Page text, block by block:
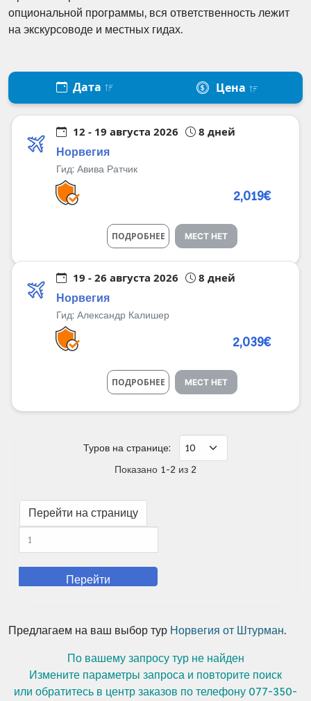
опциональной программы, вся ответственность лежит
на экскурсоводе и местных гидах.
Дата Цена
12 - 19 августа 2026 8 дней
Норвегия
Гид: Авива Ратчик
2,019€
ПОДРОБНЕЕ МЕСТ НЕТ
19 - 26 августа 2026 8 дней
Норвегия
Гид: Александр Калишер
2,039€
ПОДРОБНЕЕ МЕСТ НЕТ
Туров на странице:
Показано 1-2 из 2
Перейти на страницу
Перейти
Предлагаем на ваш выбор тур Норвегия от Штурман.
По вашему запросу тур не найден
Измените параметры запроса и повторите поиск
или обратитесь в центр заказов по телефону 077-350-